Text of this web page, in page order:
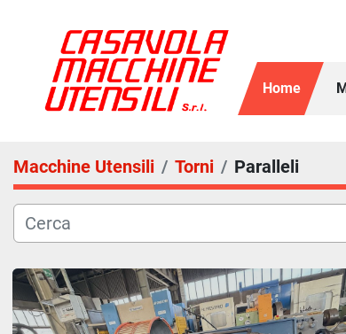
Home
Macchine Utensili Torni Paralleli